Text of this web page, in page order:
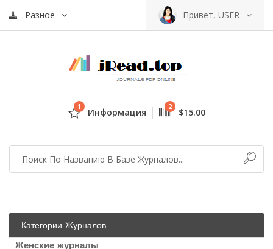
Разное Привет, USER
1 Информация 2 $15.00
Категории Журналов
Женские журналы